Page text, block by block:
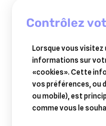
apivar
anti-
contrôlez
Lorsque vous visitez
informations sur
«cookies». Cette
vos préférences, ou
ou mobile), est
comme vous le